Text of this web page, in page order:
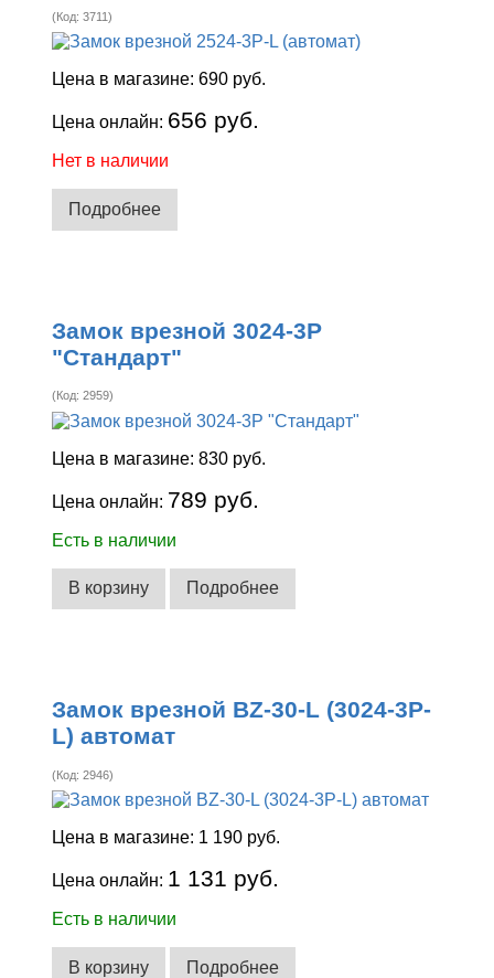
(Код:3711)
Цена в магазине:690 руб.
Цена онлайн: 656 руб.
Нет в наличии
Подробнее
Замок врезной 3024-3Р
"Стандарт"
(Код:2959)
Цена в магазине:830 руб.
Цена онлайн: 789 руб.
Есть в наличии
В корзину Подробнее
Замок врезной BZ-30-L (3024-3Р-
L) автомат
(Код:2946)
Цена в магазине: 1 190 руб.
Цена онлайн: 1 131 руб.
Есть в наличии
В корзину Подробнее